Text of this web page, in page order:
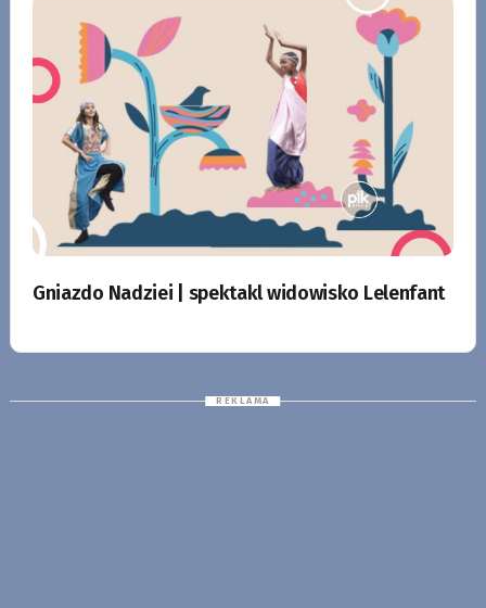
Gniazdo Nadziei | spektakl widowisko Lelenfant